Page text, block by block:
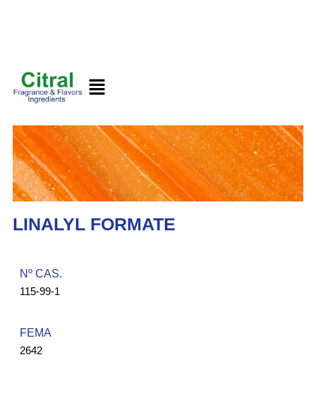
LINALYL FORMATE
Nº CAS.​
115-99-1
FEMA ​
2642